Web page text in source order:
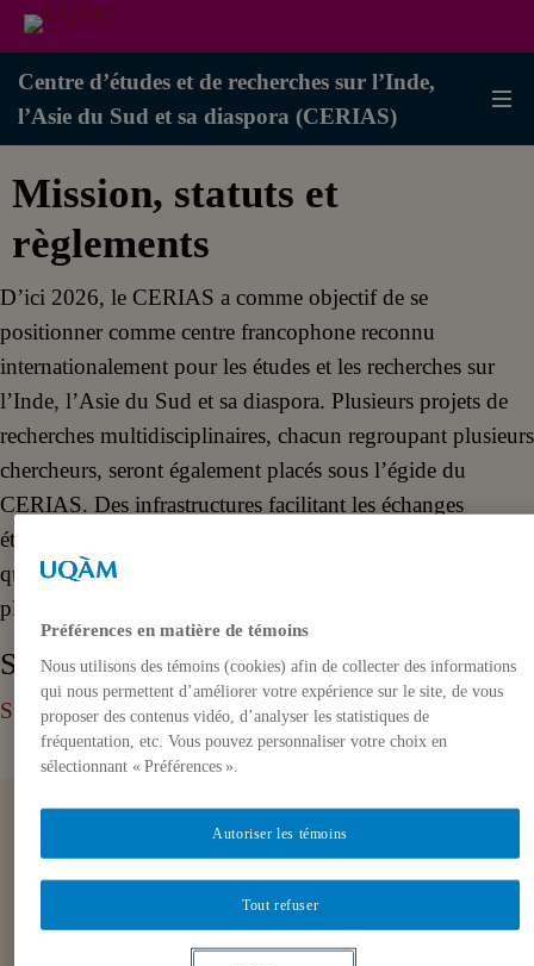
Centre d’études et de recherches sur l’Inde,
l’Asie du Sud et sa diaspora (CERIAS)
Mission, statuts et
règlements
D’ici 2026, le CERIAS a comme objectif de se
positionner comme centre francophone reconnu
internationalement pour les études et les recherches sur
l’Inde, l’Asie du Sud et sa diaspora. Plusieurs projets de
recherches multidisciplinaires, chacun regroupant plusieurs
chercheurs, seront également placés sous l’égide du
CERIAS. Des infrastructures facilitant les échanges
étudiants – tant sud-asiatiques vers le Québec, que
québécois vers l’Asie du Sud – seront également mises en
place.
Statuts et règlements
Statuts et règlements du CERIAS (PDF)
Partenaires
Préférences en matière de témoins
Nous utilisons des témoins (cookies) afin de collecter des informations
qui nous permettent d’améliorer votre expérience sur le site, de vous
proposer des contenus vidéo, d’analyser les statistiques de
fréquentation, etc. Vous pouvez personnaliser votre choix en
sélectionnant « Préférences ».
Tout refuser
Autoriser les témoins